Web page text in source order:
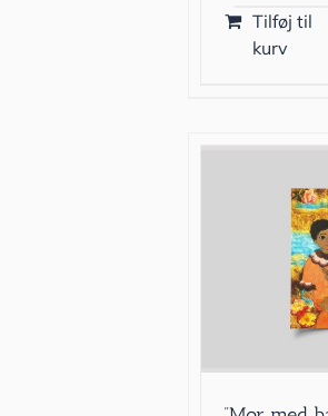
Tilføj til
kurv